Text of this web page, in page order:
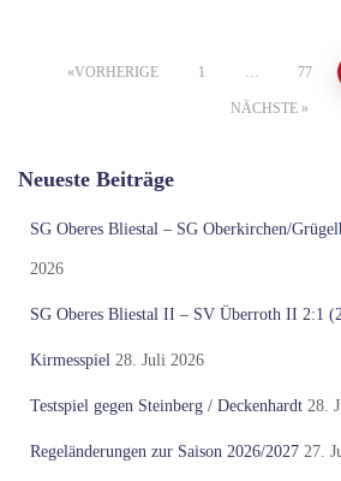
Seitennummerierung
Beiträge
VORHERIGE 1 … 77
NÄCHSTE
Neueste Beiträge
SG Oberes Bliestal – SG Oberkirchen/
2026
SG Oberes Bliestal II – SV Überroth II 2:1
Kirmesspiel 28. Juli 2026
Testspiel gegen Steinberg / Deckenhardt 28.
Regeländerungen zur Saison 2026/2027 27.